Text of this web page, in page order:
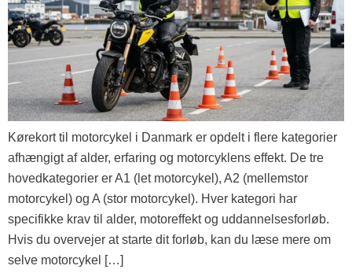
Kørekort til motorcykel i Danmark er opdelt i flere kategorier
afhængigt af alder, erfaring og motorcyklens effekt. De tre
hovedkategorier er A1 (let motorcykel), A2 (mellemstor
motorcykel) og A (stor motorcykel). Hver kategori har
specifikke krav til alder, motoreffekt og uddannelsesforløb.
Hvis du overvejer at starte dit forløb, kan du læse mere om
selve motorcykel […]